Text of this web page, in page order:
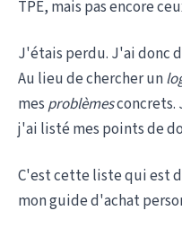
TPE, mais pas encore
J'étais perdu. J'ai donc
Au lieu de chercher un
mes problèmesconcrets.
j'ai listé mes points de
C'est cette liste qui est
mon guide d'achat